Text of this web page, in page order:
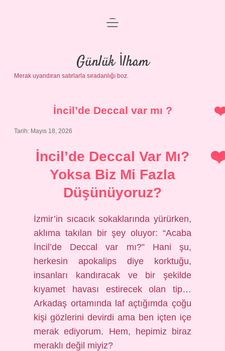
Anasayfa
Gizlilik Politikası
Yasal Uyarı
menüyü
Günlük İlham
Merak uyandıran satırlarla sıradanlığı boz.
İncil’de Deccal var mı ?
Tarih: Mayıs 18, 2026
İncil’de Deccal Var Mı?
Yoksa Biz Mi Fazla
Düşünüyoruz?
İzmir’in sıcacık sokaklarında yürürken,
aklıma takılan bir şey oluyor: “Acaba
İncil’de Deccal var mı?” Hani şu,
herkesin apokalips diye korktuğu,
insanları kandıracak ve bir şekilde
kıyamet havası estirecek olan tip…
Arkadaş ortamında laf açtığımda çoğu
kişi gözlerini devirdi ama ben içten içe
merak ediyorum. Hem, hepimiz biraz
meraklı değil miyiz?